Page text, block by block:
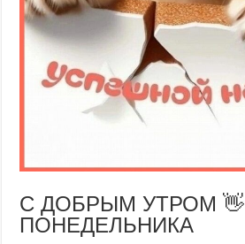
С ДОБРЫМ УТРОМ 👋
ПОНЕДЕЛЬНИКА